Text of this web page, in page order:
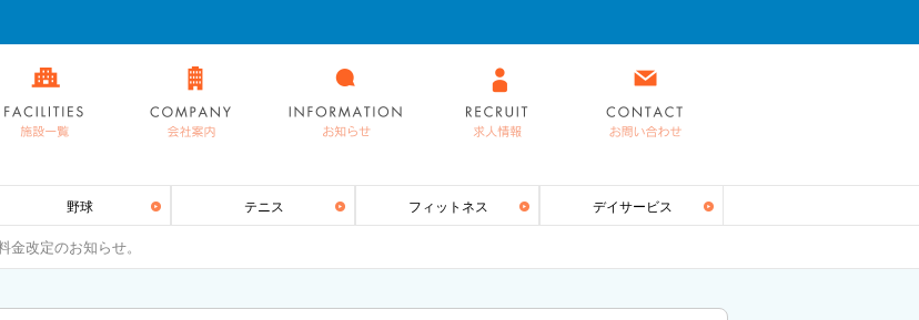
野球 テニス フィットネス デイサービス
金改定のお知らせ。